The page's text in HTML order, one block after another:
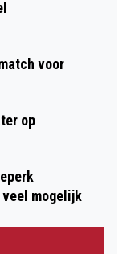
voor
op
mogelijk